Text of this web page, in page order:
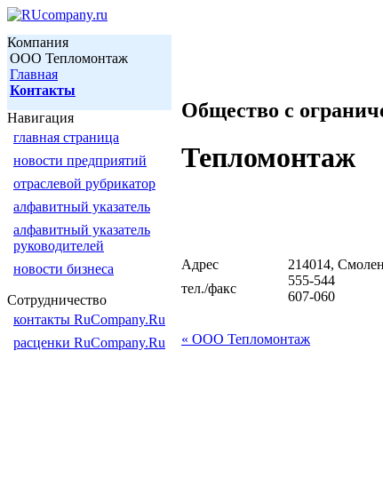
Компания
ООО Тепломонтаж
Главная
Контакты
Навигация
главная страница
новости предприятий
отраслевой рубрикатор
алфавитный указатель
алфавитный указатель
руководителей
новости бизнеса
Сотрудничество
контакты RuCompany.Ru
расценки RuCompany.Ru
Общество с
Тепломонтаж
Адрес
214014,
тел./факс
555-544
607-060
« ООО Тепломонтаж